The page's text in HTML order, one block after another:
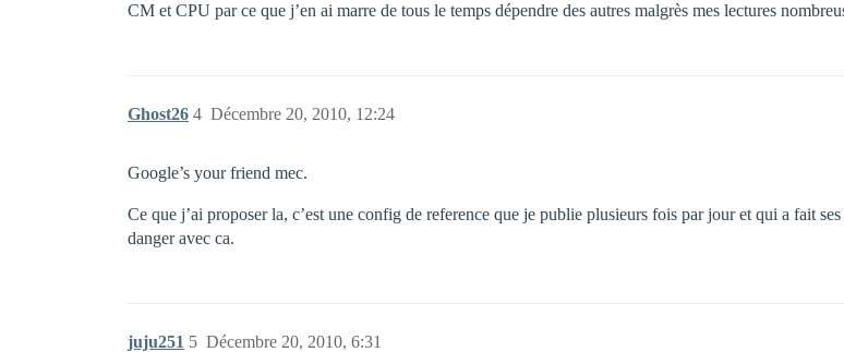
CM et CPU par ce que j’en ai marre de tous le temps dépendre des autres malgrès mes lectures
Ghost26 Décembre 20, 2010, 12:24
4
Google’s your friend mec.
Ce que j’ai proposer la, c’est une config de reference que je publie plusieurs fois par jour et qui a fait
danger avec ca.
juju251 Décembre 20, 2010, 6:31
5